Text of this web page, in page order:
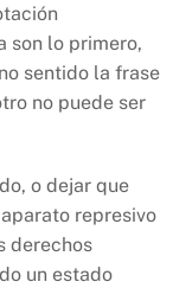
son lo primero,
sentido la frase
no puede ser
o dejar que
represivo
derechos
un estado